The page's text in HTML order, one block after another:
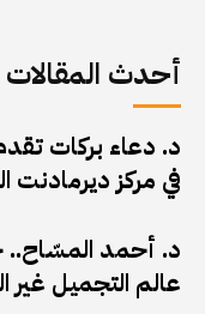
أحدث المقالات
د. دعاء بركات
في مركز ديرمادنت
د. أحمد المسّاح..
عالم التجميل غير